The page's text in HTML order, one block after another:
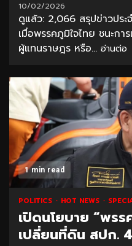
10/02/2026
ดูแล้ว: 2,066 สรุปข่าวปร
เมื่อพรรคภูมิใจไทย ชนะก
ผู้แทนราษฎร หรือ... อ่านต่อ
1 min read
POLITICS HOT NEWS
เปิดนโยบาย “พรร
เปลี่ยนที่ดิน สปก.